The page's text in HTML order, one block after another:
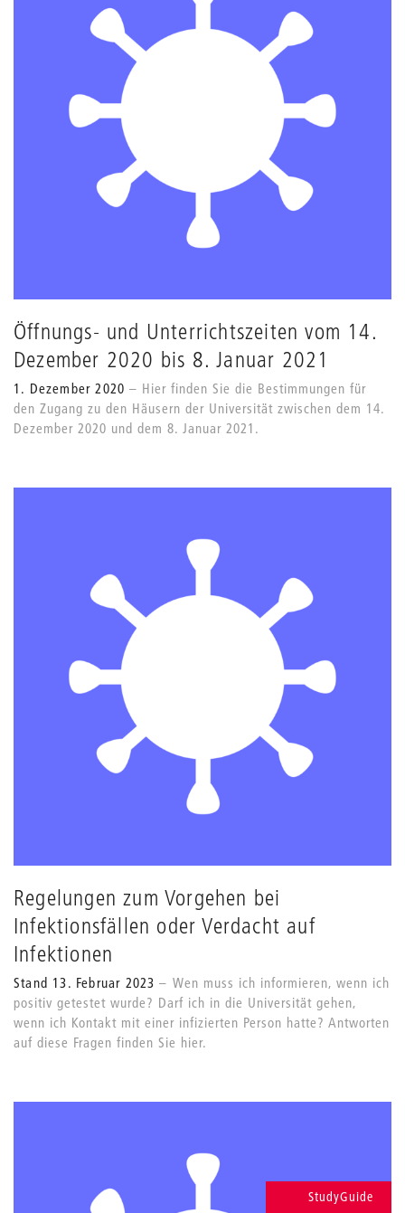
Öffnungs- und Unterrichtszeiten vom 14.
Dezember 2020 bis 8. Januar 2021
1. Dezember 2020
Hier finden Sie die Bestimmungen für
den Zugang zu den Häusern der Universität zwischen dem 14.
Dezember 2020 und dem 8. Januar 2021.
Regelungen zum Vorgehen bei
Infektionsfällen oder Verdacht auf
Infektionen
Stand 13. Februar 2023
Wen muss ich informieren, wenn ich
positiv getestet wurde? Darf ich in die Universität gehen,
wenn ich Kontakt mit einer infizierten Person hatte? Antworten
auf diese Fragen finden Sie hier.
StudyGuide